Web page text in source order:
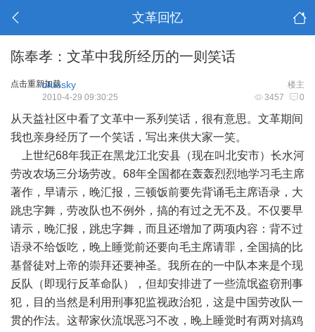
文革回忆
陈奉孝：文革中我所经历的一则笑话
点击重新加载 楼主
bluesky
3457 0
2010-4-29 09:30:25
从天益社区中看了文革中一系列笑话，很有意思。文革期间
我也亲身经历了一个笑话，写出来供大家一笑。
上世纪68年我正在黑龙江北安县（现在叫北安市）长水河
劳改农场三分场劳改。68年全国都在轰轰烈烈地学习毛主席
著作，早请示，晚汇报，三顿饭前要先背诵毛主席语录，大
跳忠字舞，劳改队也不例外，搞的有过之无不及。不仅要早
请示，晚汇报，跳忠字舞，而且还增加了两项内容：背不过
语录不给饭吃，晚上睡觉前还要向毛主席请罪，全国搞的比
基督徒对上帝的崇拜还要神圣。我所在的一中队本来是个现
反队（即现行反革命队），但却安排进了一些流氓盗窃刑事
犯，目的当然是利用刑事犯监视政治犯，这是中国劳改队一
贯的作法。这帮家伙流氓恶习不改，晚上睡觉时有两对搞鸡